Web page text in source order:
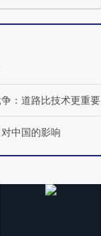
：道路比技术更重要
中国的影响